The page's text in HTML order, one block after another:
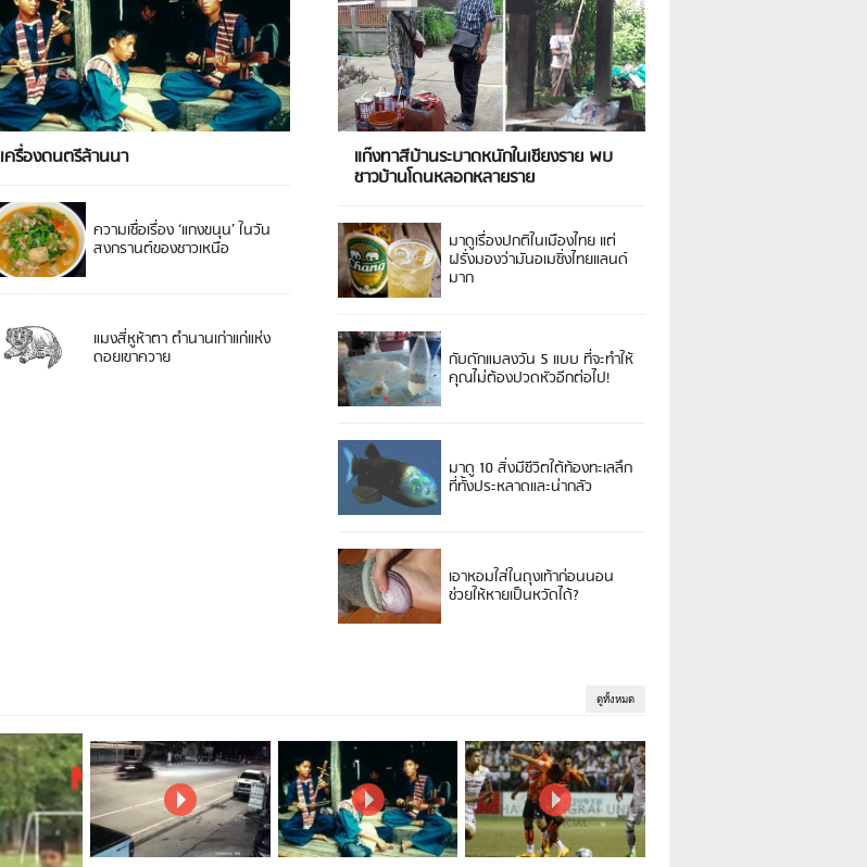
เครื่องดนตรีล้านนา
ความเชื่อเรื่อง ‘แกงขนุน’ ในวัน
สงกรานต์ของชาวเหนือ
แมงสี่หูห้าตา ตำนานเก่าแก่แห่ง
ดอยเขาควาย
แก๊งทาสีบ้านระบาดหนักในเชียงราย พบ
ชาวบ้านโดนหลอกหลายราย
มาดูเรื่องปกติในเมืองไทย แต่
ฝรั่งมองว่ามันอเมซิ่งไทยแลนด์
มาก
กับดักแมลงวัน 5 แบบ ที่จะทำให้
คุณไม่ต้องปวดหัวอีกต่อไป!
มาดู 10 สิ่งมีชีวิตใต้ท้องทะเลลึก
ที่ทั้งประหลาดและน่ากลัว
เอาหอมใส่ในถุงเท้าก่อนนอน
ช่วยให้หายเป็นหวัดได้?
ดูทั้งหมด